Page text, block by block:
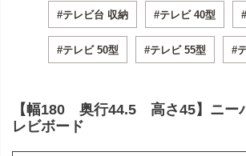
#テレビ台 収納 #テレビ 40型
#テレビ 50型 #テレビ 55型 #
【幅180 奥行44.5 高さ45】ニ
レビボード